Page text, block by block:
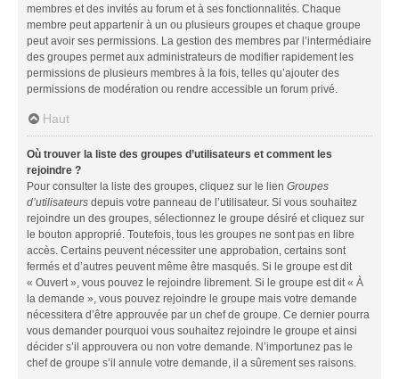
membres et des invités au forum et à ses fonctionnalités. Chaque
membre peut appartenir à un ou plusieurs groupes et chaque groupe
peut avoir ses permissions. La gestion des membres par l’intermédiaire
des groupes permet aux administrateurs de modifier rapidement les
permissions de plusieurs membres à la fois, telles qu’ajouter des
permissions de modération ou rendre accessible un forum privé.
Haut
Où trouver la liste des groupes d’utilisateurs et comment les
rejoindre ?
Pour consulter la liste des groupes, cliquez sur le lien Groupes
d’utilisateurs depuis votre panneau de l’utilisateur. Si vous souhaitez
rejoindre un des groupes, sélectionnez le groupe désiré et cliquez sur
le bouton approprié. Toutefois, tous les groupes ne sont pas en libre
accès. Certains peuvent nécessiter une approbation, certains sont
fermés et d’autres peuvent même être masqués. Si le groupe est dit
« Ouvert », vous pouvez le rejoindre librement. Si le groupe est dit « À
la demande », vous pouvez rejoindre le groupe mais votre demande
nécessitera d’être approuvée par un chef de groupe. Ce dernier pourra
vous demander pourquoi vous souhaitez rejoindre le groupe et ainsi
décider s’il approuvera ou non votre demande. N’importunez pas le
chef de groupe s’il annule votre demande, il a sûrement ses raisons.